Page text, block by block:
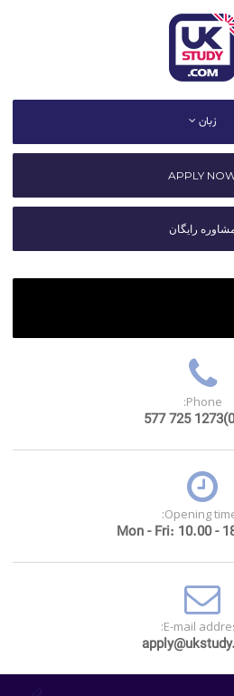
زبان
APPLY
رایگان
Phone:
Opening
Mon - Fri: 10.00 -
E-mail